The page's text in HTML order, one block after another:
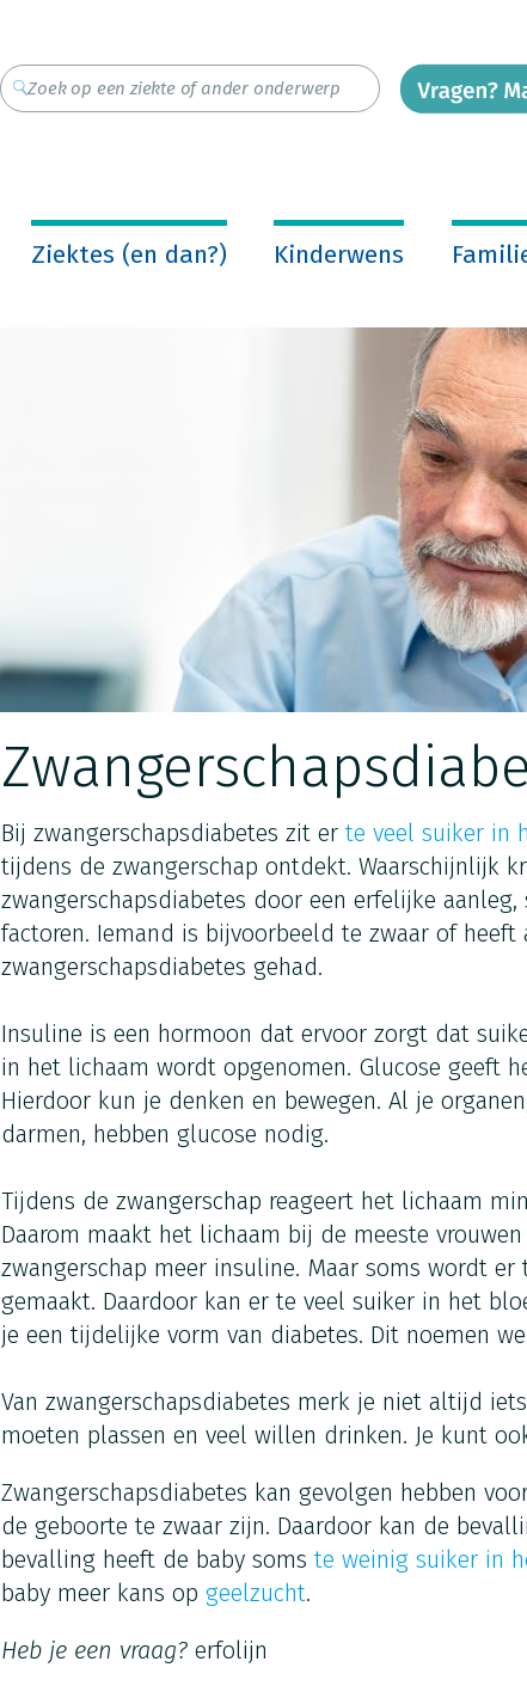
Ziektes (en dan?) Kinderwens
Bij zwangerschapsdiabetes zit er te veel suiker in
tijdens de zwangerschap ontdekt. Waarschijnlijk
zwangerschapsdiabetes door een erfelijke aanleg,
factoren. Iemand is bijvoorbeeld te zwaar of heeft
zwangerschapsdiabetes gehad.
Insuline is een hormoon dat ervoor zorgt dat
in het lichaam wordt opgenomen. Glucose geeft
Hierdoor kun je denken en bewegen. Al je
darmen, hebben glucose nodig.
Tijdens de zwangerschap reageert het lichaam
Daarom maakt het lichaam bij de meeste
zwangerschap meer insuline. Maar soms wordt
gemaakt. Daardoor kan er te veel suiker in het
je een tijdelijke vorm van diabetes. Dit noemen
Van zwangerschapsdiabetes merk je niet altijd
moeten plassen en veel willen drinken. Je kunt
Zwangerschapsdiabetes kan gevolgen hebben
de geboorte te zwaar zijn. Daardoor kan de
bevalling heeft de baby soms te weinig suiker in
baby meer kans op geelzucht.
Heb je een vraag? erfolijn